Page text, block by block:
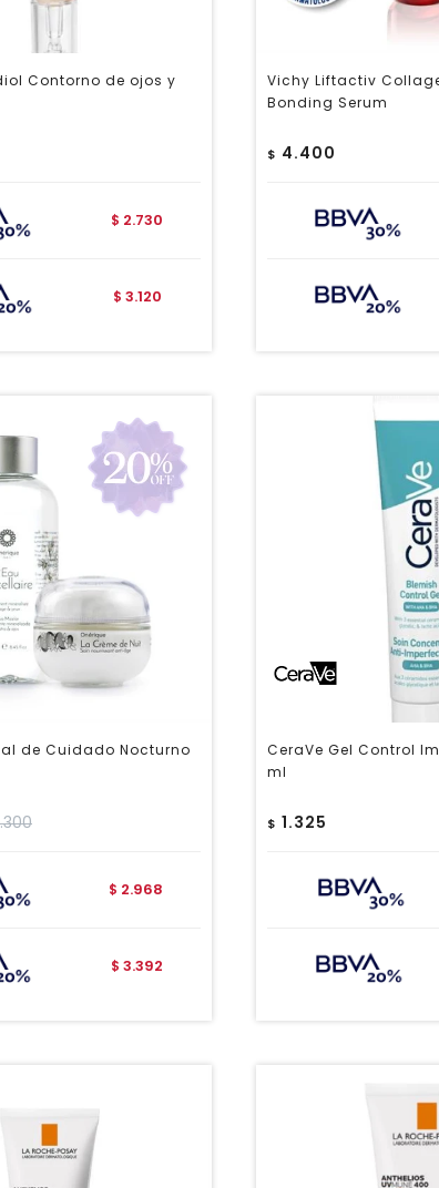
Contorno de ojos y
$ 2.730
$ 3.120
Vichy Liftactiv
Bonding Serum
$ 4.400
de Cuidado Nocturno
$ 2.968
$ 3.392
CeraVe Gel Control
ml
$ 1.325